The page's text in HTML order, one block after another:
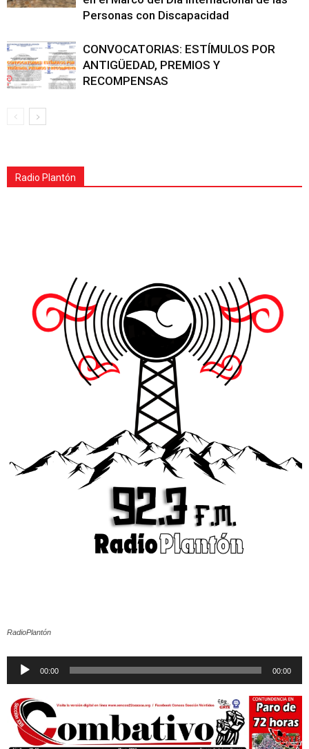
Personas con Discapacidad
CONVOCATORIAS: ESTÍMULOS POR
ANTIGÜEDAD, PREMIOS Y
RECOMPENSAS
Radio Plantón
RadioPlantón
Reproductor
00:00 00:00